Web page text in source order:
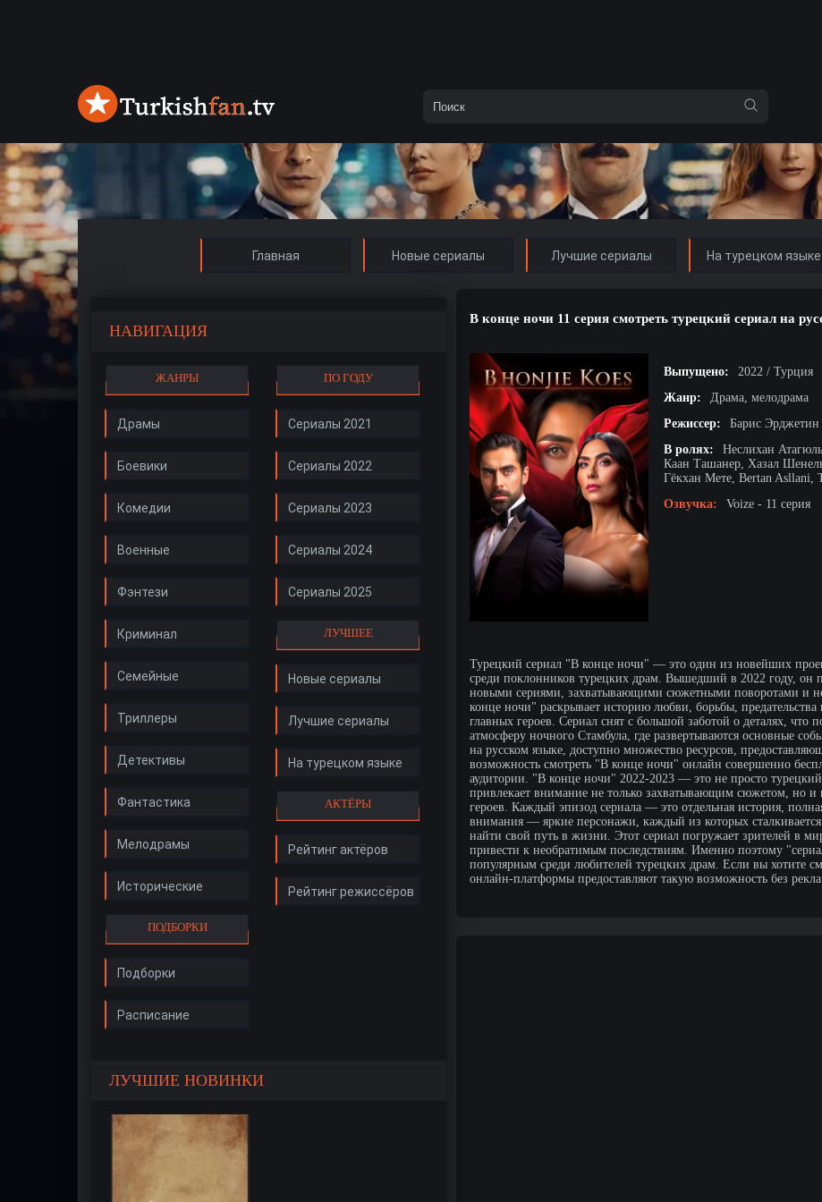
Главная Новые сериалы Лучшие сериалы На турецком языке
НАВИГАЦИЯ
ЖАНРЫ
Драмы
Боевики
Комедии
Военные
Фэнтези
Криминал
Семейные
Триллеры
Детективы
Фантастика
Мелодрамы
Исторические
ПОДБОРКИ
Подборки
Расписание
ПО ГОДУ
Сериалы 2021
Сериалы 2022
Сериалы 2023
Сериалы 2024
Сериалы 2025
ЛУЧШЕЕ
Новые сериалы
Лучшие сериалы
На турецком языке
АКТЁРЫ
Рейтинг актёров
Рейтинг режиссёров
ЛУЧШИЕ НОВИНКИ
В конце ночи 11 серия смотреть турецкий сериал на
Выпущено:
2022 / Турция
Жанр:
Драма, мелодрама
Режиссер:
Барис Эрджетин
В ролях:
Неслихан
Каан Ташанер, Хазал
Гёкхан Мете, Bertan
Озвучка:
Voize - 11 серия
Турецкий сериал "В конце ночи" — это один из новейших
среди поклонников турецких драм. Вышедший в 2022 году, он
новыми сериями, захватывающими сюжетными поворотами и
конце ночи" раскрывает историю любви, борьбы,
главных героев. Сериал снят с большой заботой о деталях, что
атмосферу ночного Стамбула, где развертываются основные
на русском языке, доступно множество ресурсов,
возможность смотреть "В конце ночи" онлайн совершенно
аудитории. "В конце ночи" 2022-2023 — это не просто
привлекает внимание не только захватывающим сюжетом, но
героев. Каждый эпизод сериала — это отдельная история,
внимания — яркие персонажи, каждый из которых
найти свой путь в жизни. Этот сериал погружает зрителей в
привести к необратимым последствиям. Именно поэтому
популярным среди любителей турецких драм. Если вы хотите
онлайн-платформы предоставляют такую возможность без